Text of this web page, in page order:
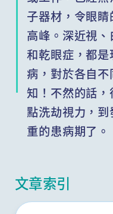
子器材，令眼
高峰。深近視
和乾眼症，都
病，對於各自
知！不然的話
點洗劫視力，
重的患病期了。
文章索引